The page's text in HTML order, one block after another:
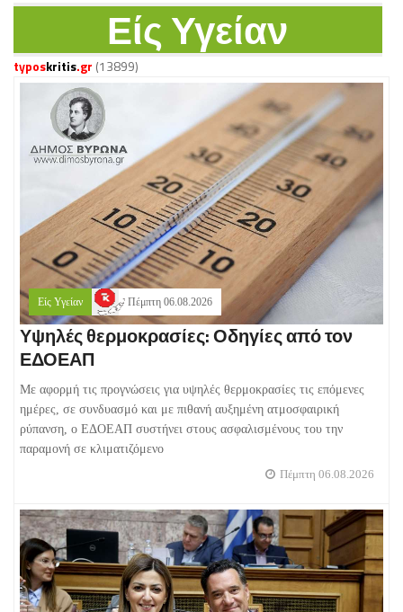
Είς Υγείαν
typoskritis.gr (13899)
Είς Υγείαν Πέμπτη 06.08.2026
Υψηλές θερμοκρασίες: Οδηγίες από τον
ΕΔΟΕΑΠ
Με αφορμή τις προγνώσεις για υψηλές θερμοκρασίες τις επόμενες
ημέρες, σε συνδυασμό και με πιθανή αυξημένη ατμοσφαιρική
ρύπανση, ο ΕΔΟΕΑΠ συστήνει στους ασφαλισμένους του την
παραμονή σε κλιματιζόμενο
Πέμπτη 06.08.2026